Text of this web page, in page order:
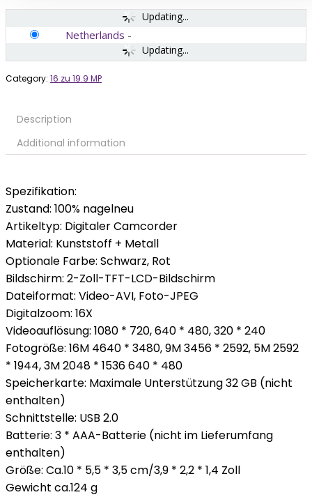
Updating...
Updating...
Netherlands -
Category: 16 zu 19.9 MP
Description
Additional information
Spezifikation:
Zustand: 100% nagelneu
Artikeltyp: Digitaler Camcorder
Material: Kunststoff + Metall
Optionale Farbe: Schwarz, Rot
Bildschirm: 2-Zoll-TFT-LCD-Bildschirm
Dateiformat: Video-AVI, Foto-JPEG
Digitalzoom: 16X
Videoauflösung: 1080 * 720, 640 * 480, 320 * 240
Fotogröße: 16M 4640 * 3480, 9M 3456 * 2592, 5M 2592
* 1944, 3M 2048 * 1536 640 * 480
Speicherkarte: Maximale Unterstützung 32 GB (nicht
enthalten)
Schnittstelle: USB 2.0
Batterie: 3 * AAA-Batterie (nicht im Lieferumfang
enthalten)
Größe: Ca.10 * 5,5 * 3,5 cm/3,9 * 2,2 * 1,4 Zoll
Gewicht ca.124 g